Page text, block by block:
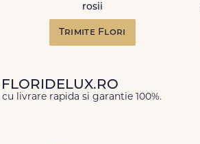
rosii
Trimite Flori
livrare rapida si garantie 100%.